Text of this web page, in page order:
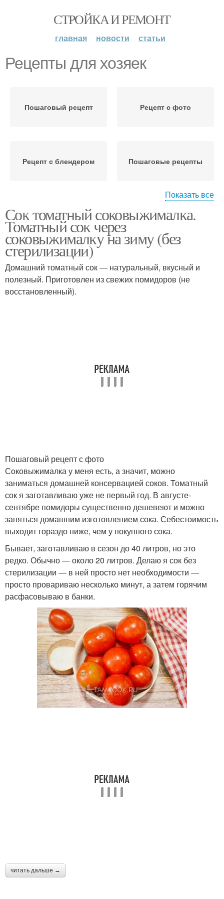
СТРОЙКА И РЕМОНТ
главная новости статьи
Рецепты для хозяек
Пошаговый рецепт Рецепт с фото
Рецепт с блендером Пошаговые рецепты
Популярные рецепты
Показать все
Сок томатный соковыжималка.
Томатный сок через
соковыжималку на зиму (без
стерилизации)
Домашний томатный сок — натуральный, вкусный и
полезный. Приготовлен из свежих помидоров (не
восстановленный).
Пошаговый рецепт с фото
Соковыжималка у меня есть, а значит, можно
заниматься домашней консервацией соков. Томатный
сок я заготавливаю уже не первый год. В августе-
сентябре помидоры существенно дешевеют и можно
заняться домашним изготовлением сока. Себестоимость
выходит гораздо ниже, чем у покупного сока.
Бывает, заготавливаю в сезон до 40 литров, но это
редко. Обычно — около 20 литров. Делаю я сок без
стерилизации — в ней просто нет необходимости —
просто провариваю несколько минут, а затем горячим
расфасовываю в банки.
читать дальше →